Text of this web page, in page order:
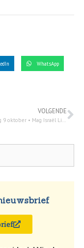
WhatsApp
VOLGENDE